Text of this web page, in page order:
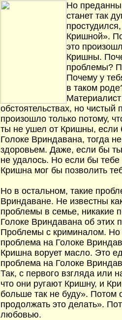
Но
станет так
Кришной».
это
Кришны.
проблемы?
Почему у
в таком
Материалист
обстоятельствах, но чистый
произошло только потому,
ты не ушел от Кришны, если
Голоке Вриндавана, тогда
здоровьем. Даже, если бы ты
не удалось. Но если бы тебе
Кришна мог бы позволить
Но в остальном, такие
Вриндаване. Не известны
проблемы в семье, никакие
Голоке Вриндавана об этих
Проблемы с криминалом. Но
проблема на Голоке
Кришна ворует масло. Это
проблема на Голоке
Так, с первого взгляда или
что они ругают Кришну, и
больше так не буду». Потом
продолжать это делать».
любовью.